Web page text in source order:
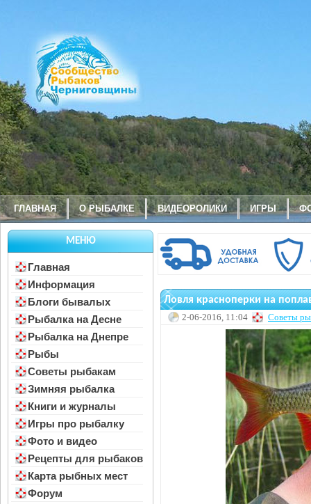
ГЛАВНАЯ О РЫБАЛКЕ ВИДЕОРОЛИКИ ИГРЫ
МЕНЮ
Главная
Информация
Блоги бывалых
Рыбалка на Десне
Рыбалка на Днепре
Рыбы
Советы рыбакам
Зимняя рыбалка
Книги и журналы
Игры про рыбалку
Фото и видео
Рецепты для рыбаков
Карта рыбных мест
Форум
Ловля красноперки на
2-06-2016, 11:04 Советы